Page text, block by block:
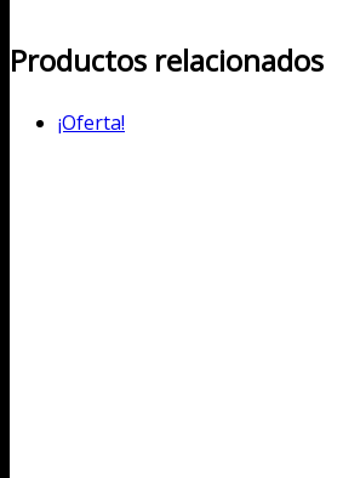
Productos relacionados
¡Oferta!